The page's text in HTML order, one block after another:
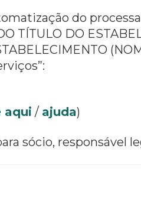
do
TÍTULO DO
aqui / ajuda)
sócio, responsável